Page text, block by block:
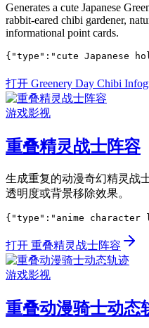
Generates a cute Japanese
rabbit-eared chibi gardener,
informational point cards.
{"type":"cute Japanese
打开 Greenery Day Chibi
游戏影视
重叠精灵战士阵容
生成重复的动漫奇幻精灵战
透明度或背景移除效果。
{"type":"anime
打开 重叠精灵战士阵容
游戏影视
重叠动漫骑士动态